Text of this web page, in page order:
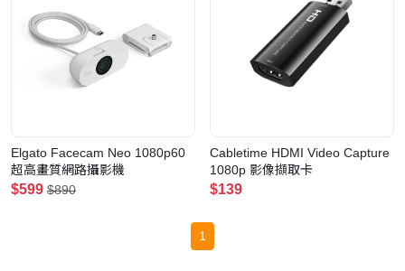
Elgato Facecam Neo 1080p60
超高畫質網路攝影機
$599 $890
Cabletime HDMI Video Capture
1080p 影像擷取卡
$139
1